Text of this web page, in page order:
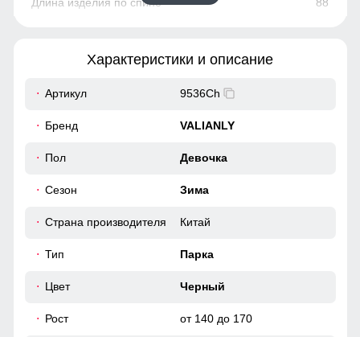
Характеристики и описание
Артикул 9536Ch
Бренд VALIANLY
Пол Девочка
Сезон Зима
Страна производителя Китай
Тип Парка
Цвет Черный
Рост от 140 до 170